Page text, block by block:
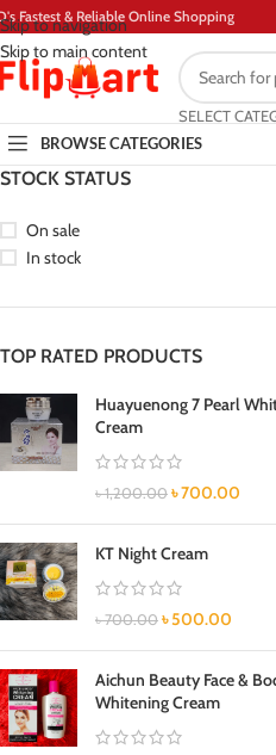
Skip to navigation
Skip to main content
Fastest & Reliable Online Shopping
SELECT
BROWSE CATEGORIES
STOCK STATUS
On sale
In stock
TOP RATED PRODUCTS
Huayuenong 7 Pearl
Cream
৳1,200.00 ৳700.00
KT Night Cream
৳700.00 ৳500.00
Aichun Beauty Face &
Whitening Cream